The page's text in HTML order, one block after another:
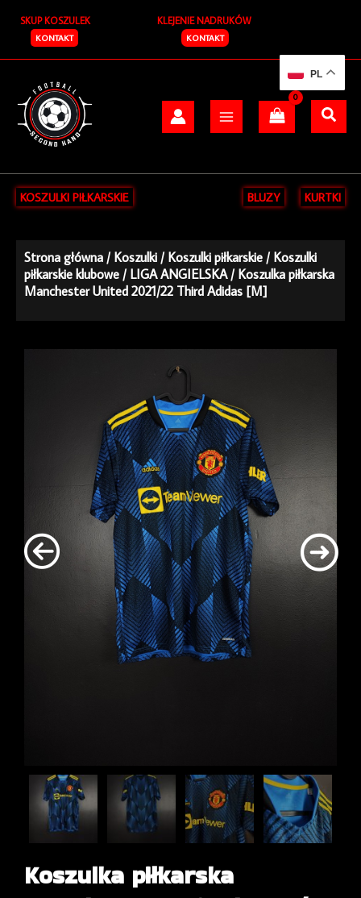
treści
SKUP KOSZULEK
KONTAKT
KLEJENIE NADRUKÓW
KONTAKT
KOSZULKI PIŁKARSKIE BLUZY KURTKI
Strona główna /Koszulki /Koszulki piłkarskie /Koszulki
piłkarskie klubowe /LIGA ANGIELSKA/ Koszulka piłkarska
Manchester United 2021/22 Third Adidas [M]
Koszulka piłkarska
PL